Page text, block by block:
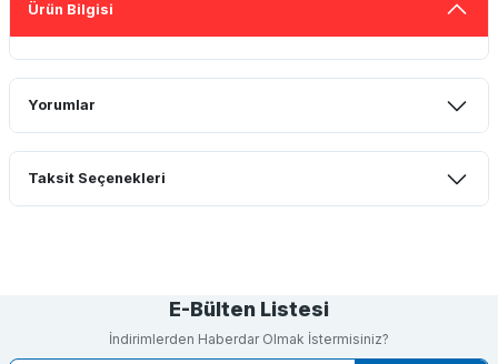
Ürün Bilgisi
Yorumlar
Bu ürüne ilk yorumu siz yapın!
Taksit Seçenekleri
E-Bülten Listesi
İndirimlerden Haberdar Olmak İstermisiniz?